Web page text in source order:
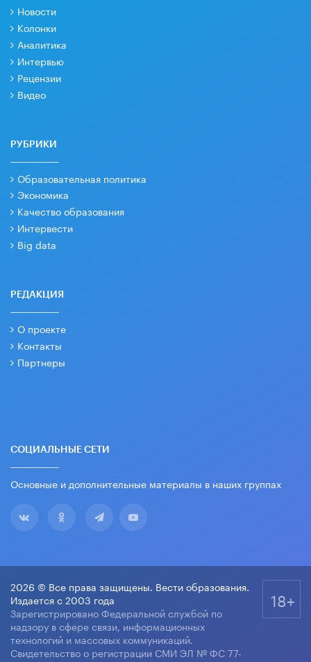
Новости
Колонки
Аналитика
Интервью
Рецензии
Видео
РУБРИКИ
Образовательная политика
Экономика
Качество образования
Интервести
Big data
РЕДАКЦИЯ
О проекте
Контакты
Партнеры
СОЦИАЛЬНЫЕ СЕТИ
Основные и дополнительные материалы в наших группах
2026 © Все права защищены. Вести образования.
Издается с 2003 года
Зарегистрировано Федеральной службой по
надзору в сфере связи, информационных
технологий и массовых коммуникаций.
Свидетельство о регистрации СМИ ЭЛ № ФС 77-
18+